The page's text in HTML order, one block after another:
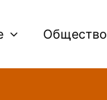
Общество